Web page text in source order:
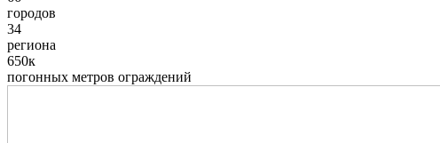
городов
34
региона
650к
погонных метров ограждений